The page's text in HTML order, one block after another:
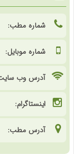
شماره مطب:
شماره موبایل:
آدرس وب
اینستاگرام:
آدرس مطب: